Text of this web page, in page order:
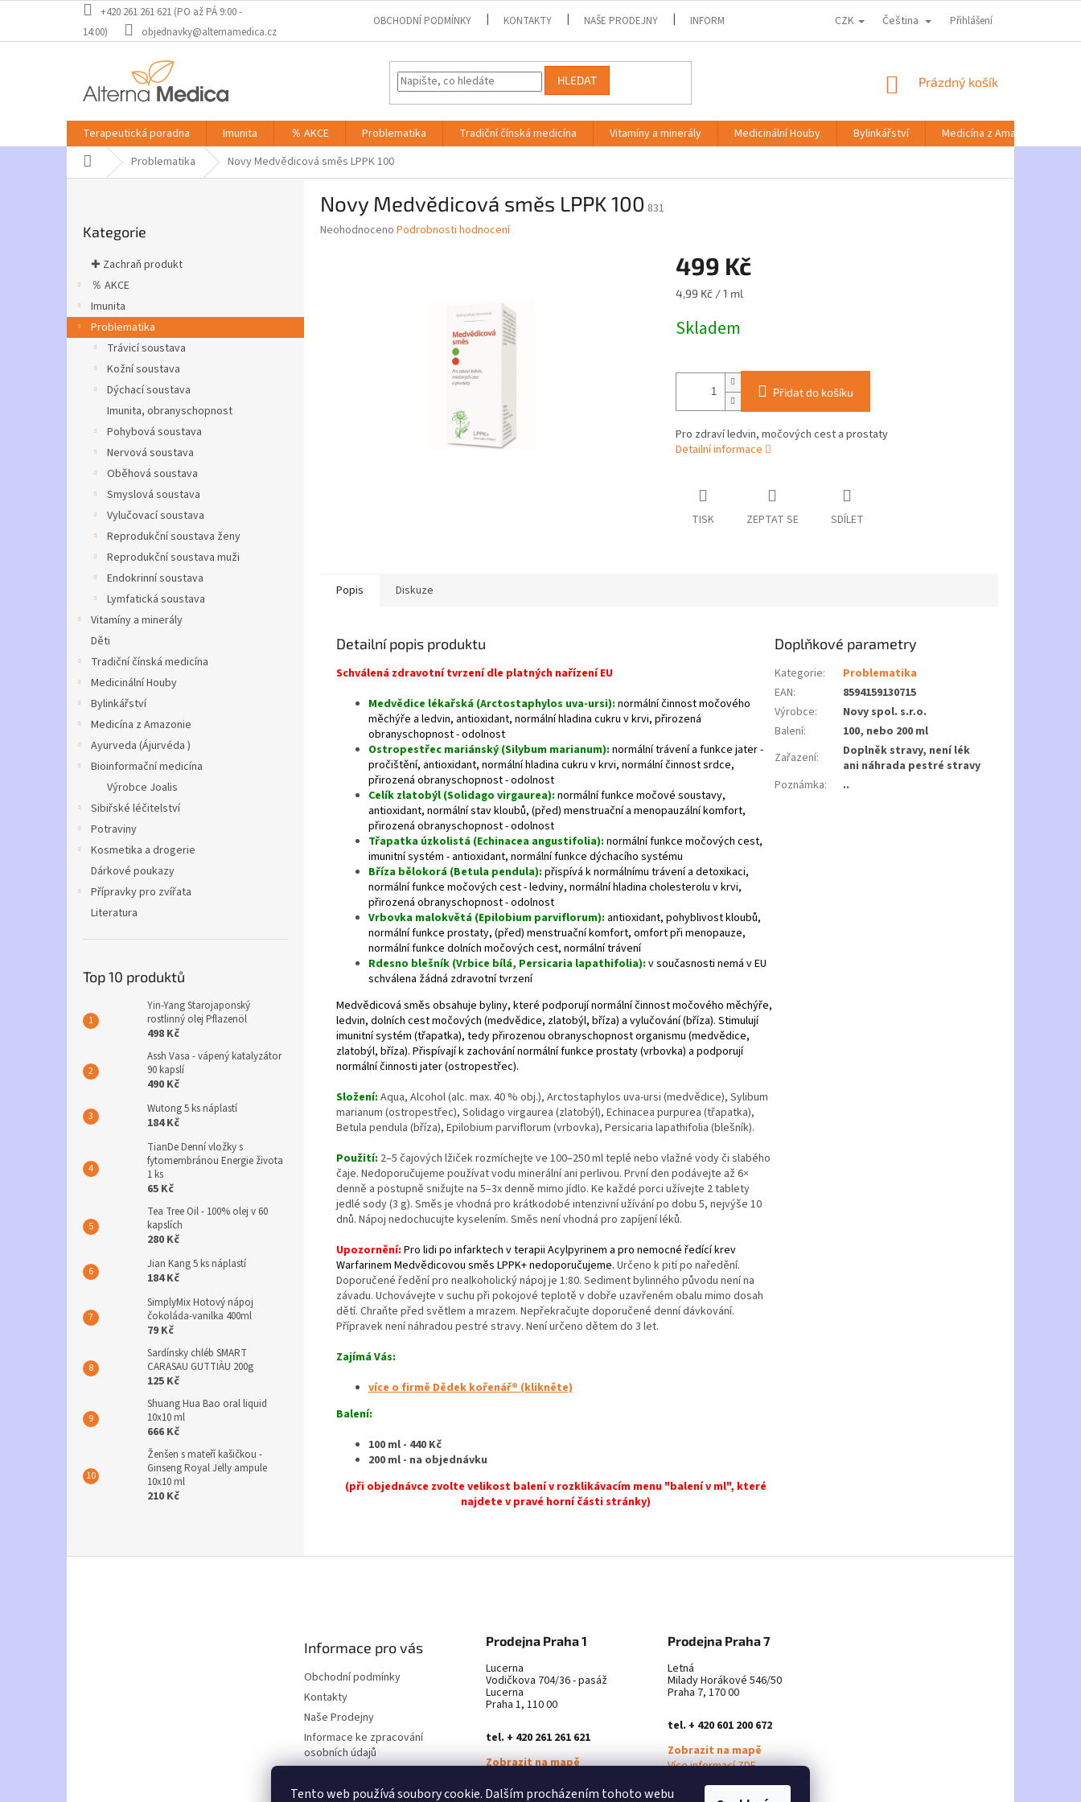
Tento web používá soubory cookie. Dalším procházením tohoto webu
obsah
+420 261 261 621 (PO až PÁ 9:00 -
14:00)
objednavky@alternamedica.cz
OBCHODNÍ PODMÍNKY KONTAKTY NAŠE PRODEJNY INFORMACE KE ZPRACOVÁNÍ OSOBNÍCH ÚDAJŮ DOPRAVA A PLATBA
CZK Čeština Přihlášení
HLEDAT
NÁKUPNÍ
Prázdný košík
Terapeutická poradna Imunita ％ AKCE Problematika Tradiční čínská medicína Vitamíny a minerály Medicinální Houby Bylinkářství
Medicína z Amazonie
Domů Problematika Novy Medvědicová směs LPPK 100
kategorie
Kategorie
✚ Zachraň produkt
％ AKCE
Imunita
Problematika
Trávicí soustava
Kožní soustava
Dýchací soustava
Imunita, obranyschopnost
Pohybová soustava
Nervová soustava
Oběhová soustava
Smyslová soustava
Vylučovací soustava
Reprodukční soustava ženy
Reprodukční soustava muži
Endokrinní soustava
Lymfatická soustava
Vitamíny a minerály
Děti
Tradiční čínská medicína
Medicinální Houby
Bylinkářství
Medicína z Amazonie
Ayurveda (Ájurvéda )
Bioinformační medicína
Výrobce Joalis
Sibiřské léčitelství
Potraviny
Kosmetika a drogerie
Dárkové poukazy
Přípravky pro zvířata
Literatura
Top 10 produktů
Yin-Yang Starojaponský
rostlinný olej Pflazenöl
498 Kč
Assh Vasa - vápený katalyzátor
90 kapslí
490 Kč
Wutong 5 ks náplastí
184 Kč
TianDe Denní vložky s
fytomembránou Energie života
1 ks
65 Kč
Tea Tree Oil - 100% olej v 60
kapslích
280 Kč
Jian Kang 5 ks náplastí
184 Kč
SimplyMix Hotový nápoj
čokoláda-vanilka 400ml
79 Kč
Sardínsky chléb SMART
CARASAU GUTTIÀU 200g
125 Kč
Shuang Hua Bao oral liquid
10x10 ml
666 Kč
Ženšen s mateří kašičkou -
Ginseng Royal Jelly ampule
10x10 ml
210 Kč
Novy Medvědicová směs LPPK 100 831
Průměrné
Neohodnoceno Podrobnosti hodnocení
499 Kč
Měrná
4,99 Kč / 1 ml
Skladem
Přidat do košíku
Pro zdraví ledvin, močových cest a prostaty
Detailní informace
TISK ZEPTAT SE SDÍLET
Popis Diskuze
Detailní popis produktu
Schválená zdravotní tvrzení dle platných nařízení EU
Medvědice lékařská (Arctostaphylos uva-ursi): normální činnost močového
měchýře a ledvin, antioxidant, normální hladina cukru v krvi, přirozená
obranyschopnost - odolnost
Ostropestřec mariánský (Silybum marianum): normální trávení a funkce jater -
pročištění, antioxidant, normální hladina cukru v krvi, normální činnost srdce,
přirozená obranyschopnost - odolnost
Celík zlatobýl (Solidago virgaurea): normální funkce močové soustavy,
antioxidant, normální stav kloubů, (před) menstruační a menopauzální komfort,
přirozená obranyschopnost - odolnost
Třapatka úzkolistá (Echinacea angustifolia): normální funkce močových cest,
imunitní systém - antioxidant, normální funkce dýchacího systému
Bříza bělokorá (Betula pendula): přispívá k normálnímu trávení a detoxikaci,
normální funkce močových cest - ledviny, normální hladina cholesterolu v krvi,
přirozená obranyschopnost - odolnost
Vrbovka malokvětá (Epilobium parviflorum): antioxidant, pohyblivost kloubů,
normální funkce prostaty, (před) menstruační komfort, omfort při menopauze,
normální funkce dolních močových cest, normální trávení
Rdesno blešník (Vrbice bílá, Persicaria lapathifolia): v současnosti nemá v EU
schválena žádná zdravotní tvrzení
Medvědicová směs obsahuje byliny, které podporují normální činnost močového měchýře,
ledvin, dolních cest močových (medvědice, zlatobýl, bříza) a vylučování (bříza). Stimulují
imunitní systém (třapatka), tedy přirozenou obranyschopnost organismu (medvědice,
zlatobýl, bříza). Přispívají k zachování normální funkce prostaty (vrbovka) a podporují
normální činnosti jater (ostropestřec).
Složení: Aqua, Alcohol (alc. max. 40 % obj.), Arctostaphylos uva-ursi (medvědice), Sylibum
marianum (ostropestřec), Solidago virgaurea (zlatobýl), Echinacea purpurea (třapatka),
Betula pendula (bříza), Epilobium parviflorum (vrbovka), Persicaria lapathifolia (blešník).
Použití: 2–5 čajových lžiček rozmíchejte ve 100–250 ml teplé nebo vlažné vody či slabého
čaje. Nedoporučujeme používat vodu minerální ani perlivou. První den podávejte až 6×
denně a postupně snižujte na 5–3x denně mimo jídlo. Ke každé porci užívejte 2 tablety
jedlé sody (3 g). Směs je vhodná pro krátkodobé intenzivní užívání po dobu 5, nejvýše 10
dnů. Nápoj nedochucujte kyselením. Směs není vhodná pro zapíjení léků.
Upozornění: Pro lidi po infarktech v terapii Acylpyrinem a pro nemocné ředící krev
Warfarinem Medvědicovou směs LPPK+ nedoporučujeme. Určeno k pití po naředění.
Doporučené ředění pro nealkoholický nápoj je 1:80. Sediment bylinného původu není na
závadu. Uchovávejte v suchu při pokojové teplotě v dobře uzavřeném obalu mimo dosah
dětí. Chraňte před světlem a mrazem. Nepřekračujte doporučené denní dávkování.
Přípravek není náhradou pestré stravy. Není určeno dětem do 3 let.
Zajímá Vás:
více o firmě Dědek kořenář® (klikněte)
Balení:
100 ml - 440 Kč
200 ml - na objednávku
(při objednávce zvolte velikost balení v rozklikávacím menu "balení v ml", které
najdete v pravé horní části stránky)
Doplňkové parametry
Kategorie:
Problematika
EAN:
8594159130715
Výrobce:
Novy spol. s.r.o.
Balení:
100, nebo 200 ml
Zařazení:
Doplněk stravy, není lék
ani náhrada pestré stravy
Poznámka: ..
Informace pro vás
Obchodní podmínky
Kontakty
Naše Prodejny
Informace ke zpracování
osobních údajů
Nabídka zaměstnání
Prodejna Praha 1
Lucerna
Vodičkova 704/36 - pasáž
Lucerna
Praha 1, 110 00
tel. + 420 261 261 621
Zobrazit na mapě
Prodejna Praha 7
Letná
Milady Horákové 546/50
Praha 7, 170 00
tel. + 420 601 200 672
Zobrazit na mapě
Více informací ZDE